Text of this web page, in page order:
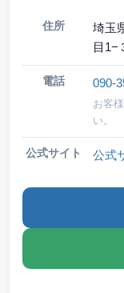
住所
埼玉
目1−
電話 090-
お客
い。
公式サイト 公式